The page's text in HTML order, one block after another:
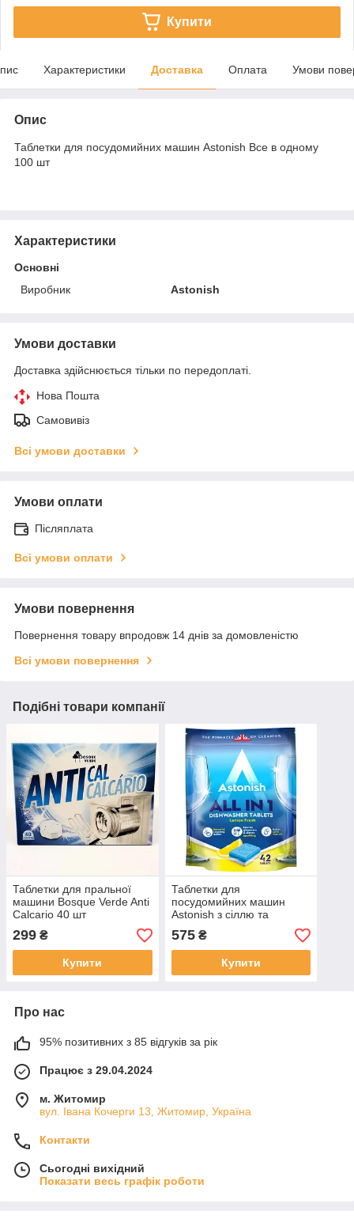
Купити
Характеристики Доставка Оплата Умови
Опис
Таблетки для посудомийних машин Astonish Все в одному
100 шт
Характеристики
Основні
Виробник
Astonish
Умови доставки
Доставка здійснюється тільки по передоплаті.
Нова Пошта
Самовивіз
Всі умови доставки
Умови оплати
Післяплата
Всі умови оплати
Умови повернення
Повернення товару впродовж 14 днів за домовленістю
Всі умови повернення
Подібні товари компанії
Таблетки для пральної
машини Bosque Verde Anti
Calcario 40 шт
299 ₴
Купити
Таблетки для
посудомийних машин
Astonish з сіллю та
ополіскувачем 42 шт
575₴
Купити
Про нас
95% позитивних з 85 відгуків за рік
Працює з 29.04.2024
м. Житомир
вул. Івана Кочерги 13, Житомир, Україна
Контакти
Сьогодні вихідний
Показати весь графік роботи